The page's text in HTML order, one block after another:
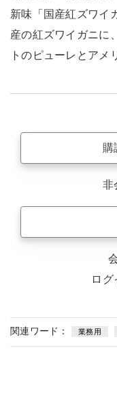
新味「国産紅ズワイ
産の紅ズワイガニに
トのピューレとアメ
購
非
ロ
関連ワード： 業務用